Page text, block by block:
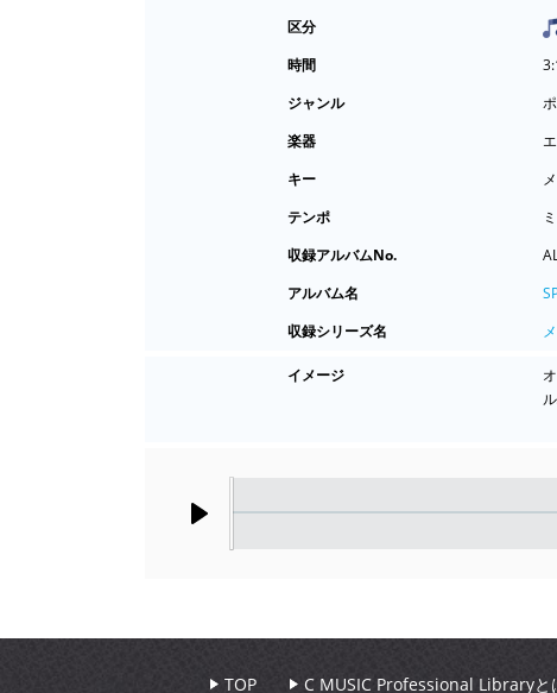
区分
時間
ジャンル
楽器
キー
テンポ
収録アルバムNo.
アルバム名
収録シリーズ名
イメージ
TOP C MUSIC Professional Libraryと